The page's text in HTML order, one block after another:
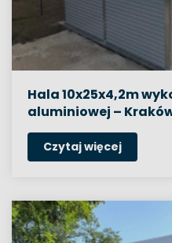
Hala 10x25x4,2m
aluminiowej –
Czytaj więcej